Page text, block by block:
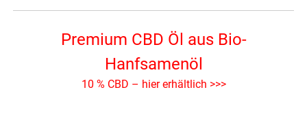
Premium CBD Öl aus Bio-
Hanfsamenöl
10 % CBD – hier erhältlich >>>